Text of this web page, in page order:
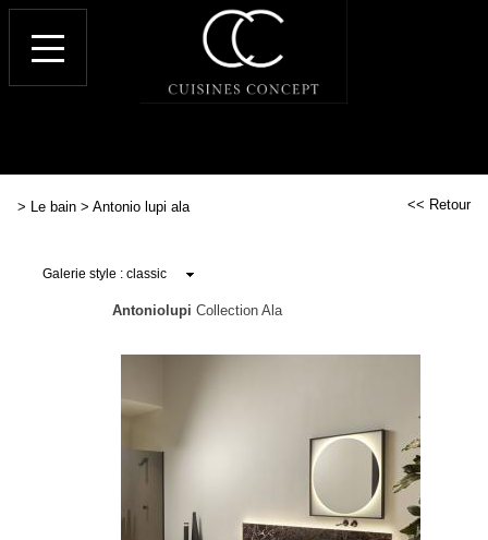
> Le bain > Antonio lupi ala << Retour
Antoniolupi Collection Ala